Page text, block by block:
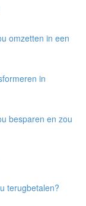
omzetten in een
in
besparen en zou
terugbetalen?